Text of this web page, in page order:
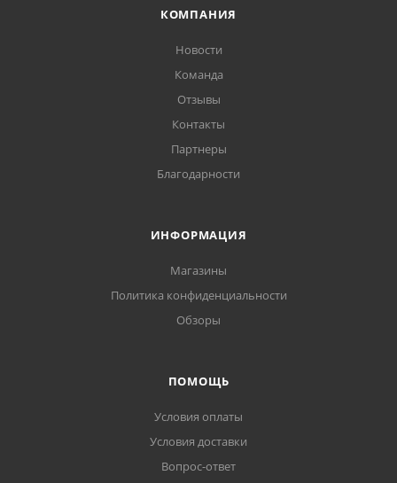
КОМПАНИЯ
Новости
Команда
Отзывы
Контакты
Партнеры
Благодарности
ИНФОРМАЦИЯ
Магазины
Политика конфиденциальности
Обзоры
ПОМОЩЬ
Условия оплаты
Условия доставки
Вопрос-ответ